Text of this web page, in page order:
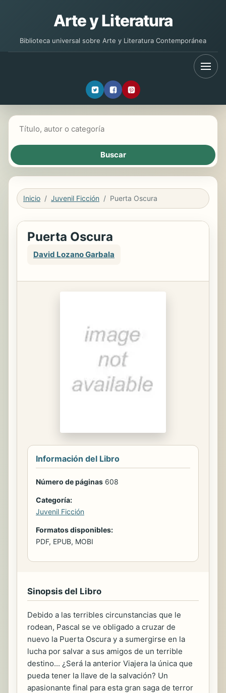
Arte y Literatura
Biblioteca universal sobre Arte y Literatura Contemporánea
Inicio Juvenil Ficción Puerta Oscura
Puerta Oscura
David Lozano Garbala
Información del Libro
Número de páginas 608
Categoría:
Juvenil Ficción
Formatos disponibles:
PDF, EPUB, MOBI
Sinopsis del Libro
Debido a las terribles circunstancias que le
rodean, Pascal se ve obligado a cruzar de
nuevo la Puerta Oscura y a sumergirse en la
lucha por salvar a sus amigos de un terrible
destino... ¿Será la anterior Viajera la única que
pueda tener la llave de la salvación? Un
apasionante final para esta gran saga de terror